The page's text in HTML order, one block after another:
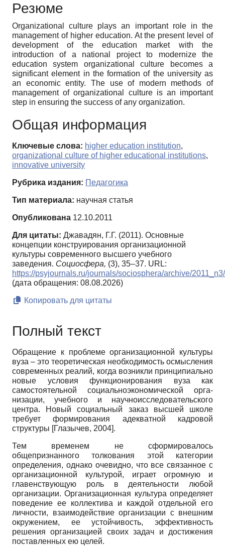
Резюме
Organizational culture plays an important role in the
management of higher education. At the present level of
development of the education market with the
introduction of a national project to modernize the
education system organizational culture becomes a
significant element in the formation of the university as
an economic entity. The use of modern methods of
management of organizational culture is an important
step in ensuring the success of any organization.
Общая информация
Ключевые слова: higher education institution,
organizational culture of higher educational institutions,
innovative university
Рубрика издания: Педагогика
Тип материала: научная статья
Опубликована 12.10.2011
Для цитаты: Джавадян, Г.Г. (2011). Основные
концепции конструирования организационной
культуры современного высшего учебного
заведения. Социосфера, (3), 35–37. URL:
https://psyjournals.ru/journals/sociosphera/archive/
(дата обращения: 08.08.2026)
Копировать для цитаты
Полный текст
Обращение к проблеме организационной культуры
вуза – это теоретическая не­обходимость осмысления
современных реалий, когда возникли принципиально
новые условия функционирования вуза как
самостоятельной социально­экономической орга­
низации, учебного и научно­исследовательского
центра. Новый социальный заказ высшей школе
требует формирования адекватной кадровой
структуры [Глазычев, 2004].
Тем временем не сформировалось
общепризнанного толкования этой категории
определения, однако очевидно, что все связанное с
организационной культурой, играет огромную и
главенствующую роль в деятельности любой
организации. Организацион­ная культура определяет
поведение ее коллектива и каждой отдельной его
личности, взаимодействие организации с внешним
окружением, ее устойчивость, эффективность
решения организацией своих задач и достижения
поставленных ею целей.